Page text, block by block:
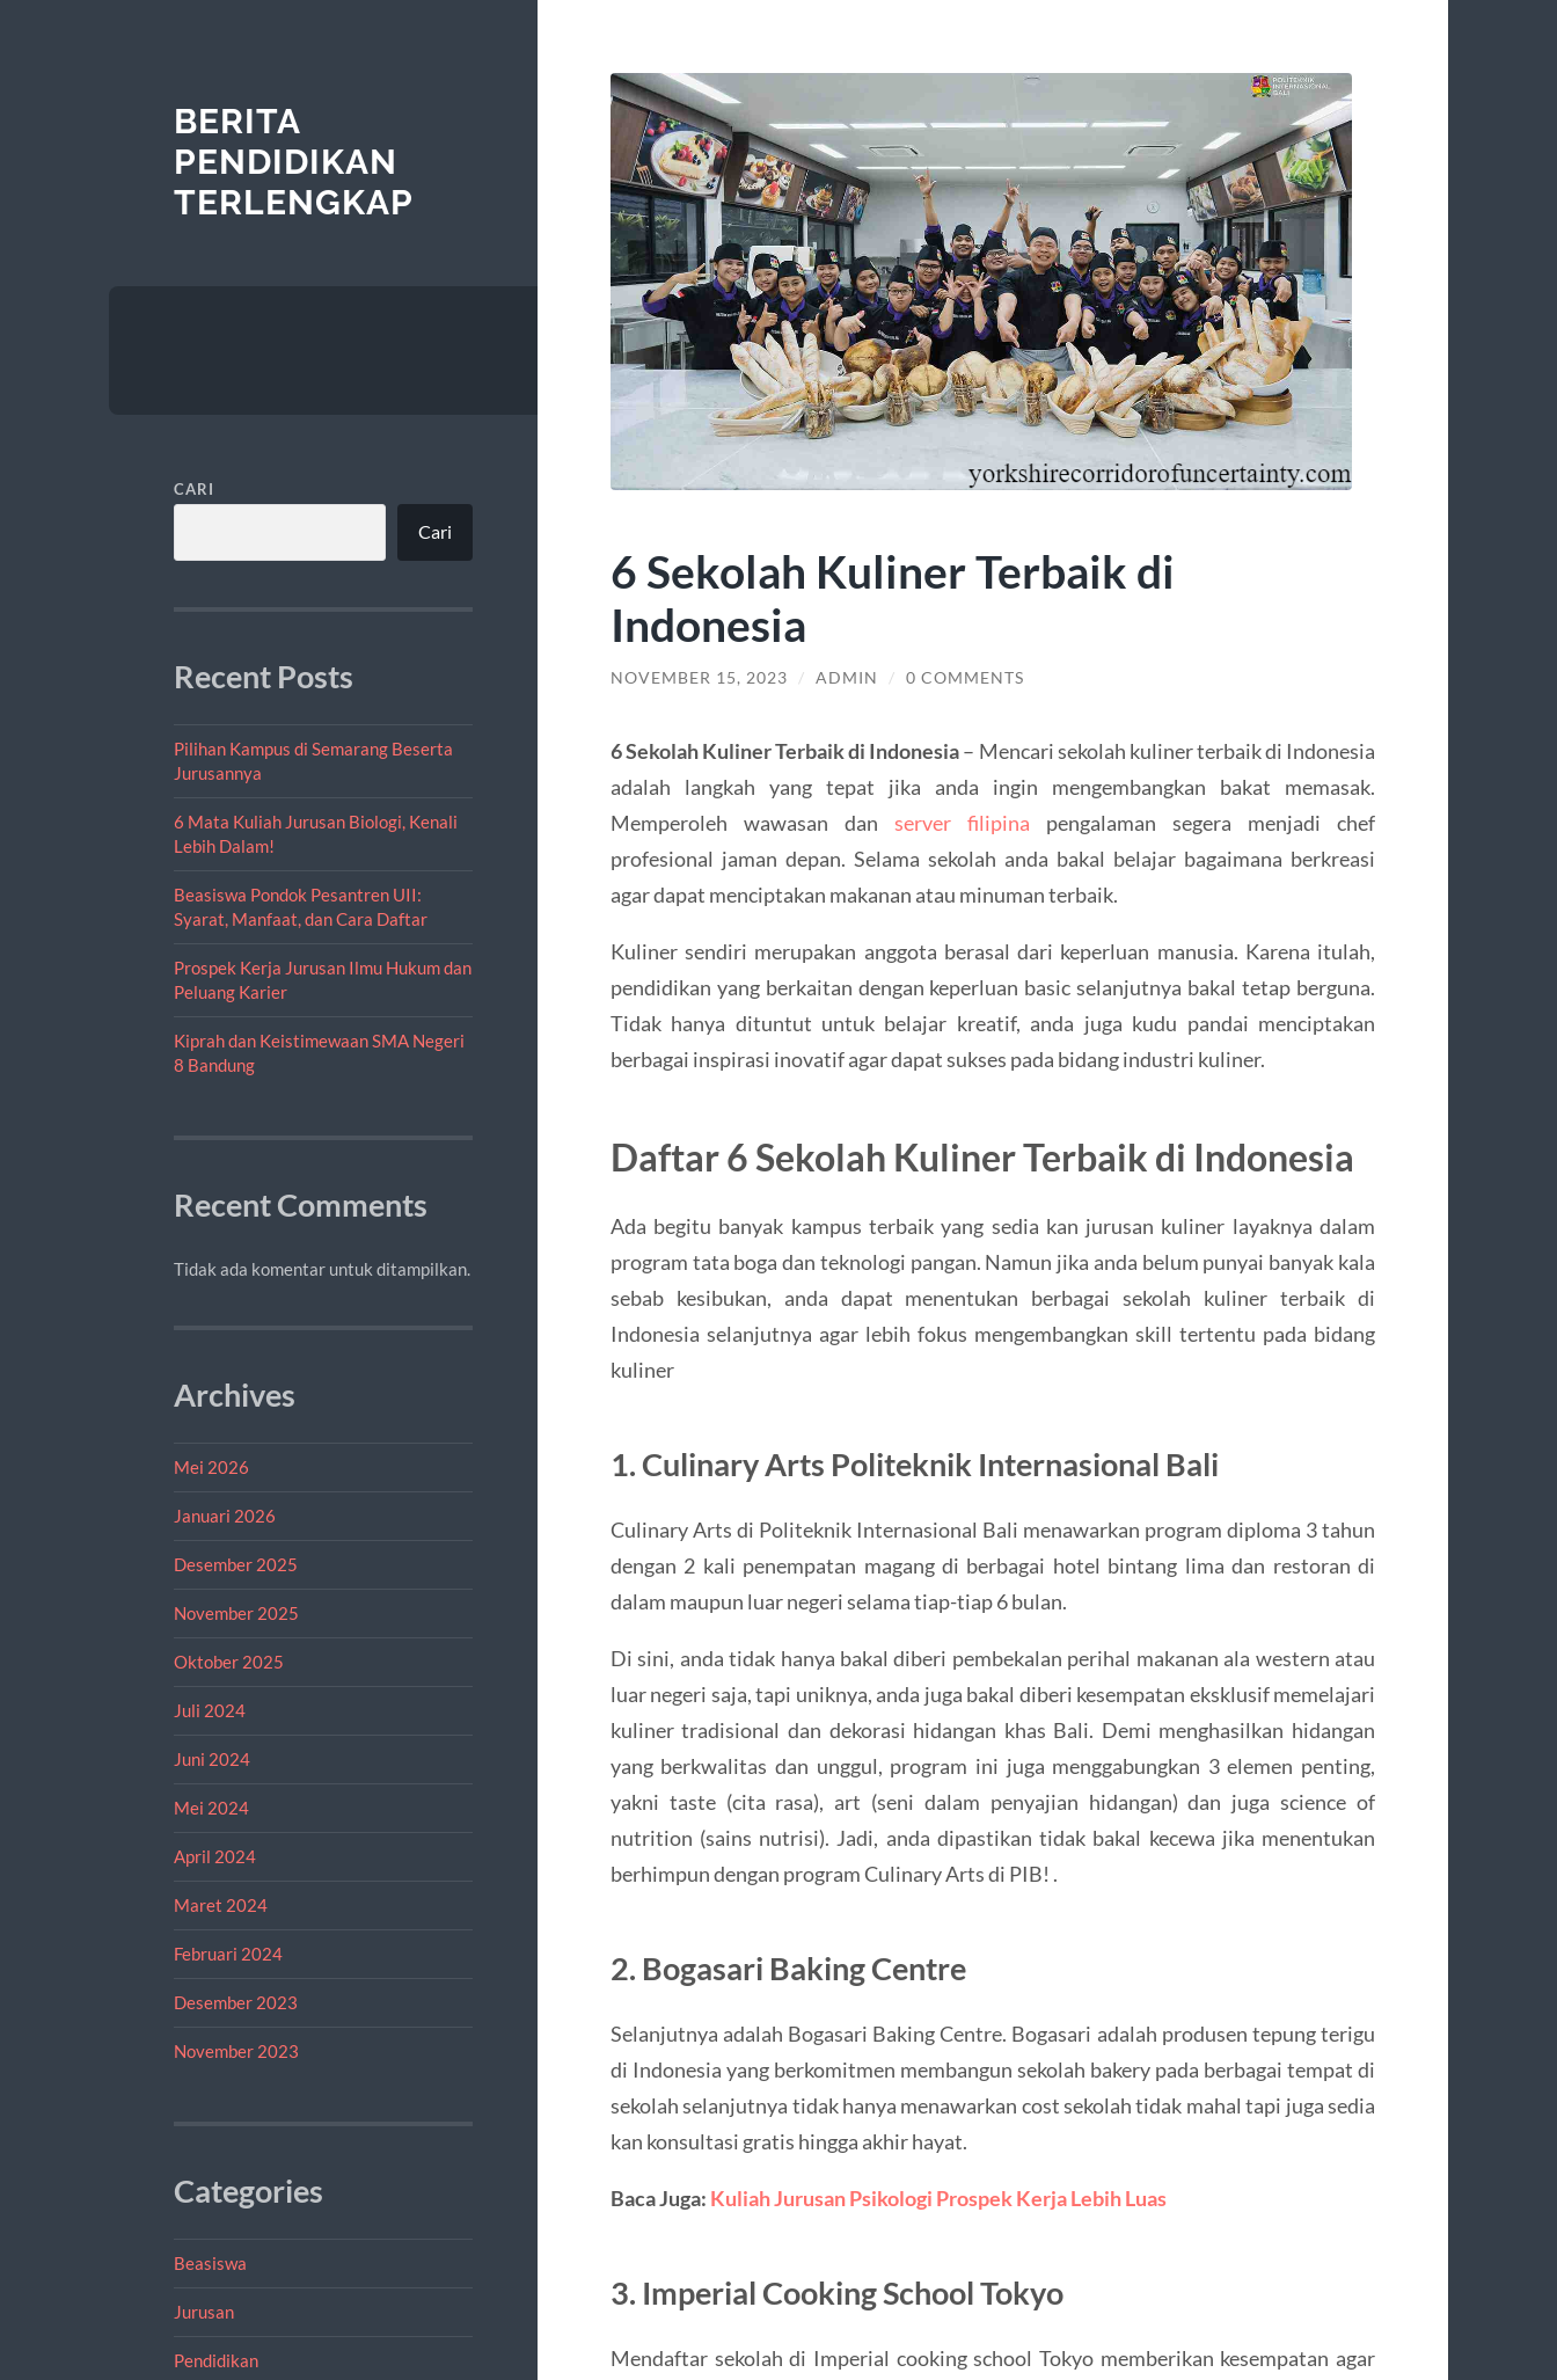
BERITA
PENDIDIKAN
TERLENGKAP
CARI
Cari
Recent Posts
Pilihan Kampus di Semarang Beserta
Jurusannya
6 Mata Kuliah Jurusan Biologi, Kenali
Lebih Dalam!
Beasiswa Pondok Pesantren UII:
Syarat, Manfaat, dan Cara Daftar
Prospek Kerja Jurusan Ilmu Hukum dan
Peluang Karier
Kiprah dan Keistimewaan SMA Negeri
8 Bandung
Recent Comments
Tidak ada komentar untuk ditampilkan.
Archives
Mei 2026
Januari 2026
Desember 2025
November 2025
Oktober 2025
Juli 2024
Juni 2024
Mei 2024
April 2024
Maret 2024
Februari 2024
Desember 2023
November 2023
Categories
Beasiswa
Jurusan
Pendidikan
6 Sekolah Kuliner Terbaik di
Indonesia
NOVEMBER 15, 2023 / ADMIN / 0 COMMENTS
6 Sekolah Kuliner Terbaik di Indonesia– Mencari sekolah kuliner terbaik di Indonesia
adalah langkah yang tepat jika anda ingin mengembangkan bakat memasak.
Memperoleh wawasan dan server filipina pengalaman segera menjadi chef
profesional jaman depan. Selama sekolah anda bakal belajar bagaimana berkreasi
agar dapat menciptakan makanan atau minuman terbaik.
Kuliner sendiri merupakan anggota berasal dari keperluan manusia. Karena itulah,
pendidikan yang berkaitan dengan keperluan basic selanjutnya bakal tetap berguna.
Tidak hanya dituntut untuk belajar kreatif, anda juga kudu pandai menciptakan
berbagai inspirasi inovatif agar dapat sukses pada bidang industri kuliner.
Daftar 6 Sekolah Kuliner Terbaik di Indonesia
Ada begitu banyak kampus terbaik yang sedia kan jurusan kuliner layaknya dalam
program tata boga dan teknologi pangan. Namun jika anda belum punyai banyak kala
sebab kesibukan, anda dapat menentukan berbagai sekolah kuliner terbaik di
Indonesia selanjutnya agar lebih fokus mengembangkan skill tertentu pada bidang
kuliner
1. Culinary Arts Politeknik Internasional Bali
Culinary Arts di Politeknik Internasional Bali menawarkan program diploma 3 tahun
dengan 2 kali penempatan magang di berbagai hotel bintang lima dan restoran di
dalam maupun luar negeri selama tiap-tiap 6 bulan.
Di sini, anda tidak hanya bakal diberi pembekalan perihal makanan ala western atau
luar negeri saja, tapi uniknya, anda juga bakal diberi kesempatan eksklusif memelajari
kuliner tradisional dan dekorasi hidangan khas Bali. Demi menghasilkan hidangan
yang berkwalitas dan unggul, program ini juga menggabungkan 3 elemen penting,
yakni taste (cita rasa), art (seni dalam penyajian hidangan) dan juga science of
nutrition (sains nutrisi). Jadi, anda dipastikan tidak bakal kecewa jika menentukan
berhimpun dengan program Culinary Arts di PIB! .
2. Bogasari Baking Centre
Selanjutnya adalah Bogasari Baking Centre. Bogasari adalah produsen tepung terigu
di Indonesia yang berkomitmen membangun sekolah bakery pada berbagai tempat di
sekolah selanjutnya tidak hanya menawarkan cost sekolah tidak mahal tapi juga sedia
kan konsultasi gratis hingga akhir hayat.
Baca Juga: Kuliah Jurusan Psikologi Prospek Kerja Lebih Luas
3. Imperial Cooking School Tokyo
Mendaftar sekolah di Imperial cooking school Tokyo memberikan kesempatan agar